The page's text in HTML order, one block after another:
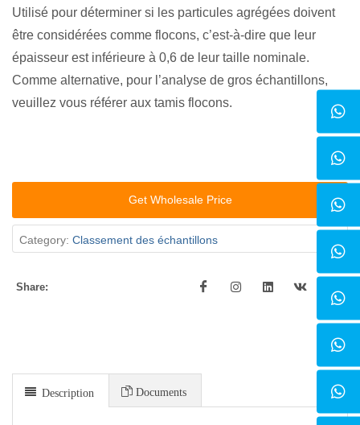
Utilisé pour déterminer si les particules agrégées doivent
être considérées comme flocons, c’est-à-dire que leur
épaisseur est inférieure à 0,6 de leur taille nominale.
Comme alternative, pour l’analyse de gros échantillons,
veuillez vous référer aux tamis flocons.
Get Wholesale Price
Category: Classement des échantillons
Share:
Description Documents